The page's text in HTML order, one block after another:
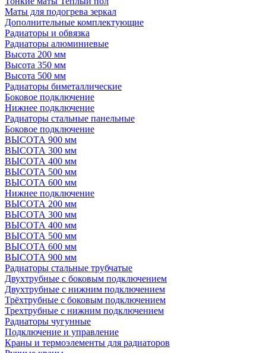
Маты для подогрева зеркал
Дополнительные комплектующие
Радиаторы и обвязка
Радиаторы алюминиевые
Высота 200 мм
Высота 350 мм
Высота 500 мм
Радиаторы биметаллические
Боковое подключение
Нижнее подключение
Радиаторы стальные панельные
Боковое подключение
ВЫСОТА 900 мм
ВЫСОТА 300 мм
ВЫСОТА 400 мм
ВЫСОТА 500 мм
ВЫСОТА 600 мм
Нижнее подключение
ВЫСОТА 200 мм
ВЫСОТА 300 мм
ВЫСОТА 400 мм
ВЫСОТА 500 мм
ВЫСОТА 600 мм
ВЫСОТА 900 мм
Радиаторы стальные трубчатые
Двухтрубные с боковым подключением
Двухтрубные с нижним подключением
Трёхтрубные с боковым подключением
Трехтрубные с нижним подключением
Радиаторы чугунные
Подключение и управление
Краны и термоэлементы для радиаторов